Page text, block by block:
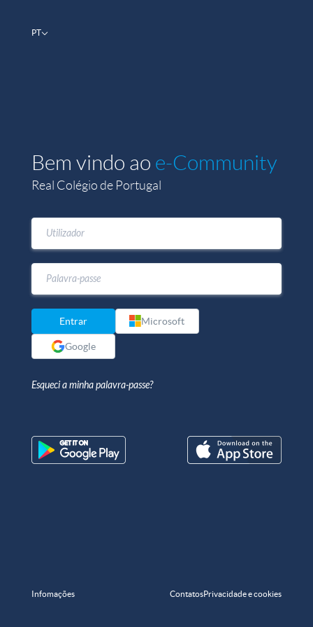
PT
Bem vindo ao e-Community
Real Colégio de Portugal
Entrar Microsoft
Google
Esqueci a minha palavra-passe?
Infomações ContatosPrivacidade e cookies